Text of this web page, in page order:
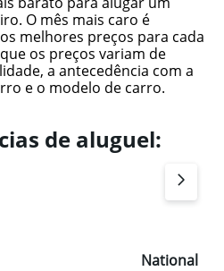
O mês mais caro é
melhores preços para cada
os preços variam de
a antecedência com a
e o modelo de carro.
de aluguel:
National